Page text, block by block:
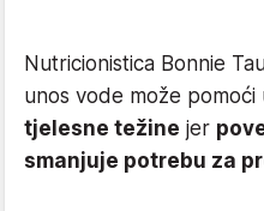
Nutricionistica Bonnie
unos vode može pomoći
tjelesne težine jer
smanjuje potrebu za